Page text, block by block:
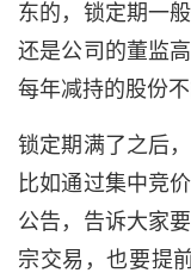
东的，锁定期一
还是公司的董监
每年减持的股份不
锁定期满了之后
比如通过集中竞
公告，告诉大家
宗交易，也要提